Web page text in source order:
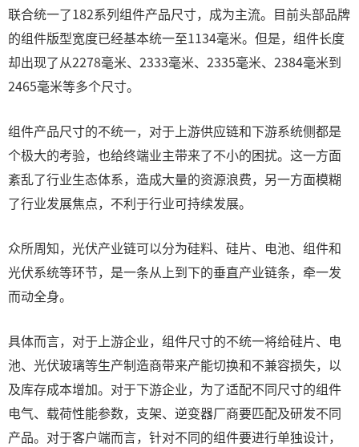
联合统一了182系列组件产品尺寸，成为主流。目前头部品牌
的组件版型宽度已经基本统一至1134毫米。但是，组件长度
却出现了从2278毫米、2333毫米、2335毫米、2384毫米到
2465毫米等多个尺寸。
组件产品尺寸的不统一，对于上游供应链和下游系统侧都是
个极大的考验，也给终端业主带来了不小的困扰。这一方面
紊乱了行业生态体系，造成大量的资源浪费，另一方面模糊
了行业发展焦点，不利于行业可持续发展。
众所周知，光伏产业链可以分为硅料、硅片、电池、组件和
光伏系统等环节，是一条从上到下的垂直产业链条，牵一发
而动全身。
具体而言，对于上游企业，组件尺寸的不统一将给硅片、电
池、光伏玻璃等生产制造商带来产能切换和不兼容损失，以
及库存成本增加。对于下游企业，为了适配不同尺寸的组件
电气、载荷性能参数，支架、逆变器厂商要匹配及研发不同
产品。对于客户端而言，针对不同的组件要进行单独设计，